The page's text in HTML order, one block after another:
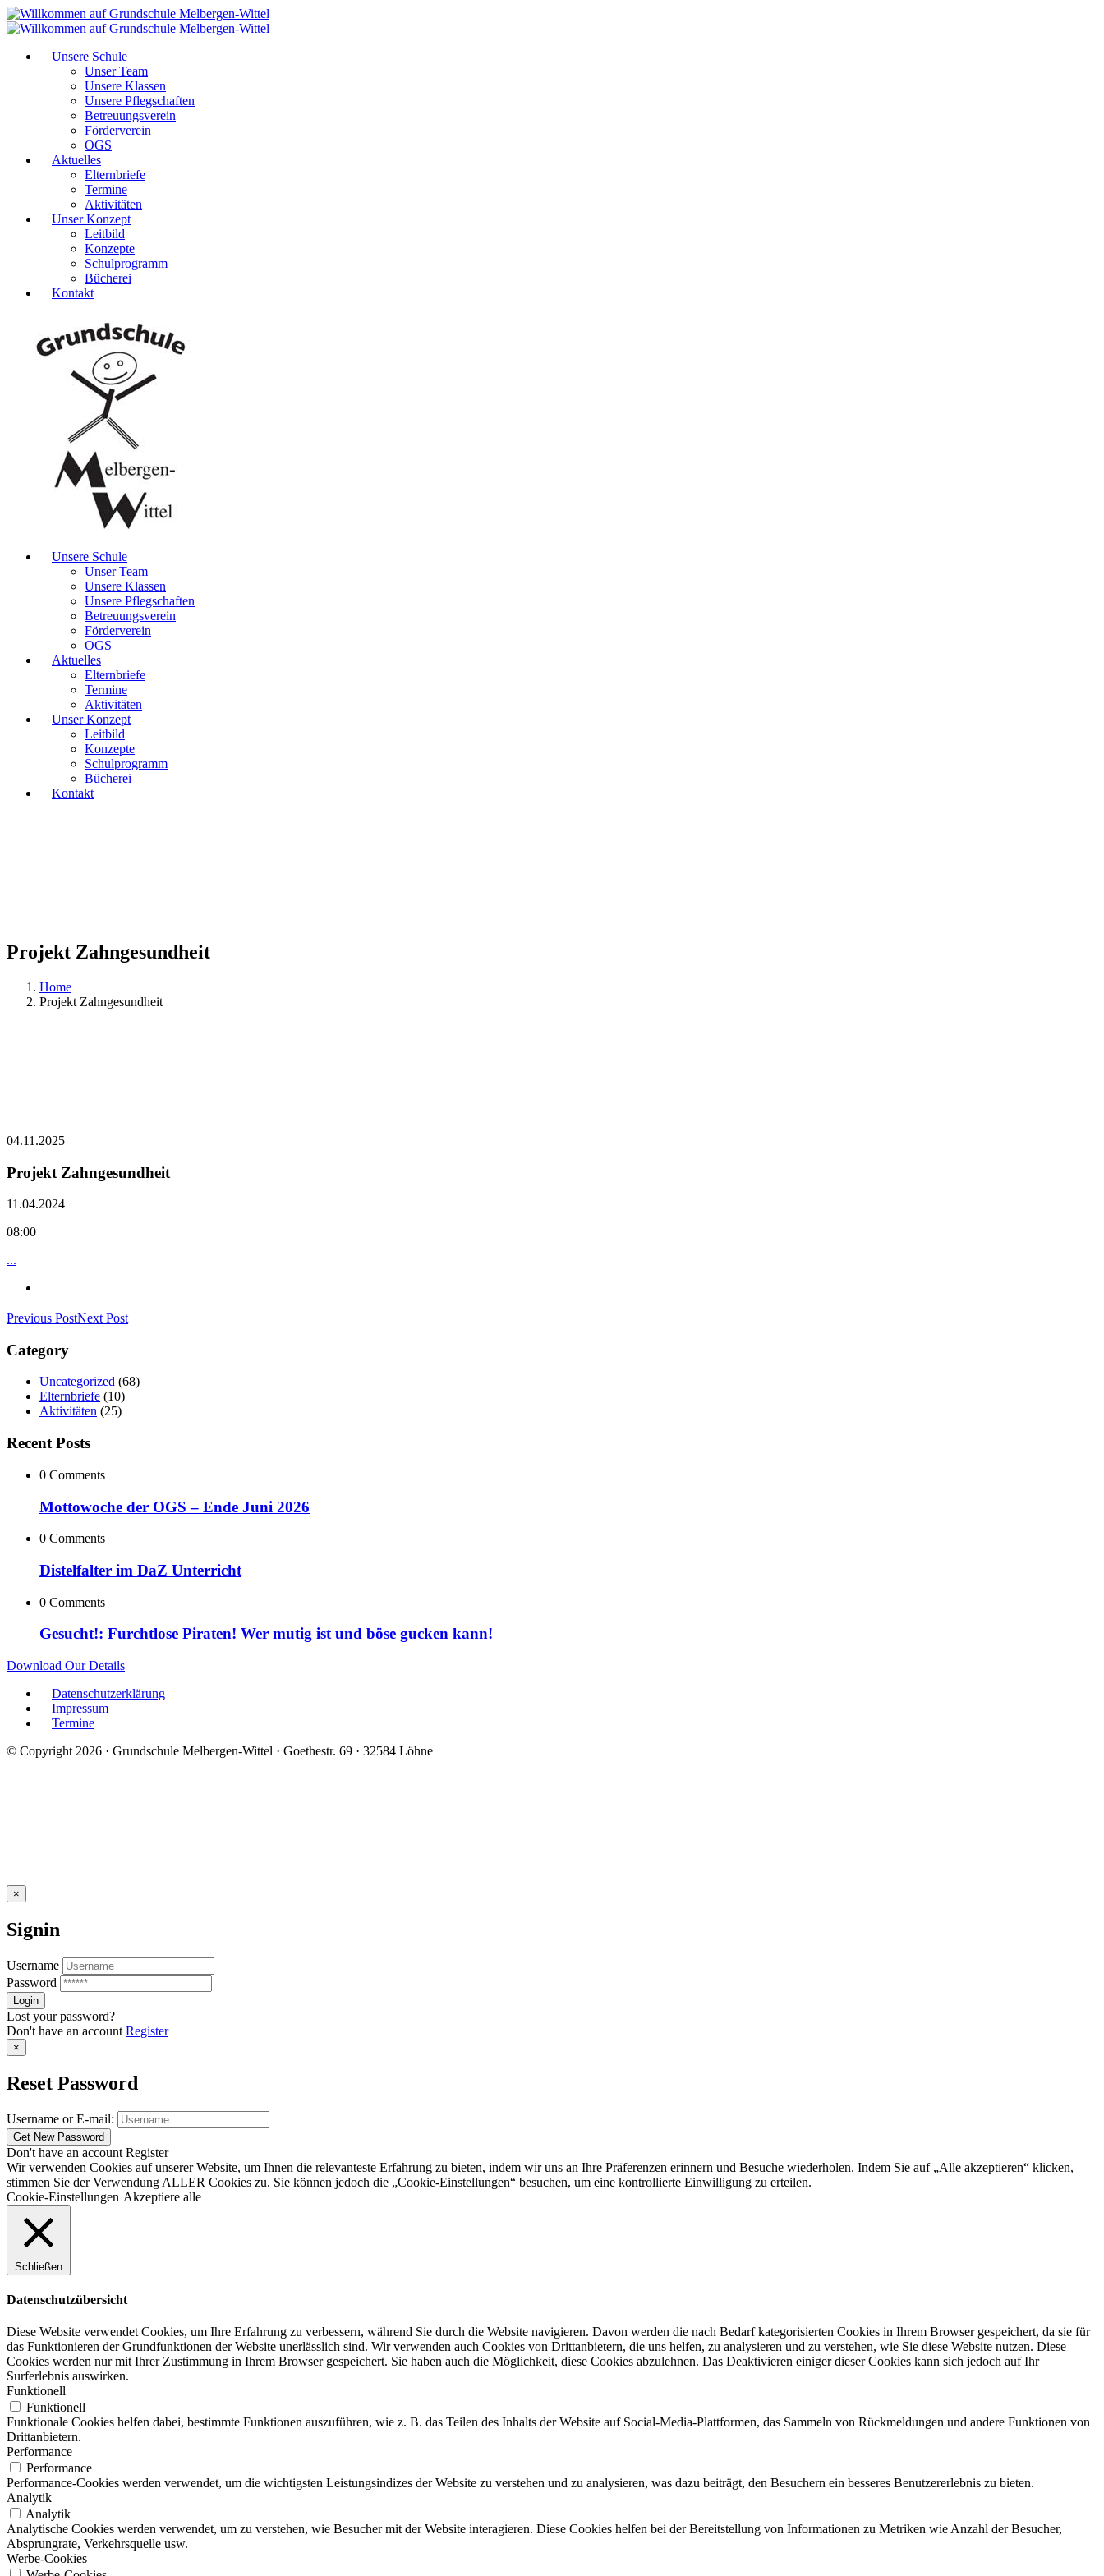
Unsere Schule
Unser Team
Unsere Klassen
Unsere Pflegschaften
Betreuungsverein
Förderverein
OGS
Aktuelles
Elternbriefe
Termine
Aktivitäten
Unser Konzept
Leitbild
Konzepte
Schulprogramm
Bücherei
Kontakt
Unsere Schule
Unser Team
Unsere Klassen
Unsere Pflegschaften
Betreuungsverein
Förderverein
OGS
Aktuelles
Elternbriefe
Termine
Aktivitäten
Unser Konzept
Leitbild
Konzepte
Schulprogramm
Bücherei
Kontakt
Projekt Zahngesundheit
Home
Projekt Zahngesundheit
04.11.2025
Projekt Zahngesundheit
11.04.2024
08:00
...
Previous PostNext Post
Category
Uncategorized (68)
Elternbriefe (10)
Aktivitäten (25)
Recent Posts
0 Comments
Mottowoche der OGS – Ende Juni 2026
0 Comments
Distelfalter im DaZ Unterricht
0 Comments
Gesucht!: Furchtlose Piraten! Wer mutig ist und böse gucken kann!
Download Our Details
Datenschutzerklärung
Impressum
Termine
© Copyright 2026 · Grundschule Melbergen-Wittel · Goethestr. 69 · 32584 Löhne
×
Signin
Username
Password
Lost your password?
Don't have an account Register
×
Reset Password
Username or E-mail:
Don't have an account Register
Wir verwenden Cookies auf unserer Website, um Ihnen die relevanteste Erfahrung zu bieten, indem wir uns an Ihre Präferenzen erinnern und Besuche wiederholen. Indem Sie auf „Alle akzeptieren“ klicken,
stimmen Sie der Verwendung ALLER Cookies zu. Sie können jedoch die „Cookie-Einstellungen“ besuchen, um eine kontrollierte Einwilligung zu erteilen.
Cookie-Einstellungen Akzeptiere alle
Schließen
Datenschutzübersicht
Diese Website verwendet Cookies, um Ihre Erfahrung zu verbessern, während Sie durch die Website navigieren. Davon werden die nach Bedarf kategorisierten Cookies in Ihrem Browser gespeichert, da sie für
das Funktionieren der Grundfunktionen der Website unerlässlich sind. Wir verwenden auch Cookies von Drittanbietern, die uns helfen, zu analysieren und zu verstehen, wie Sie diese Website nutzen. Diese
Cookies werden nur mit Ihrer Zustimmung in Ihrem Browser gespeichert. Sie haben auch die Möglichkeit, diese Cookies abzulehnen. Das Deaktivieren einiger dieser Cookies kann sich jedoch auf Ihr
Surferlebnis auswirken.
Funktionell
Funktionell
Funktionale Cookies helfen dabei, bestimmte Funktionen auszuführen, wie z. B. das Teilen des Inhalts der Website auf Social-Media-Plattformen, das Sammeln von Rückmeldungen und andere Funktionen von
Drittanbietern.
Performance
Performance
Performance-Cookies werden verwendet, um die wichtigsten Leistungsindizes der Website zu verstehen und zu analysieren, was dazu beiträgt, den Besuchern ein besseres Benutzererlebnis zu bieten.
Analytik
Analytik
Analytische Cookies werden verwendet, um zu verstehen, wie Besucher mit der Website interagieren. Diese Cookies helfen bei der Bereitstellung von Informationen zu Metriken wie Anzahl der Besucher,
Absprungrate, Verkehrsquelle usw.
Werbe-Cookies